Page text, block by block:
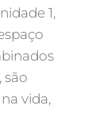
1,
são
vida,